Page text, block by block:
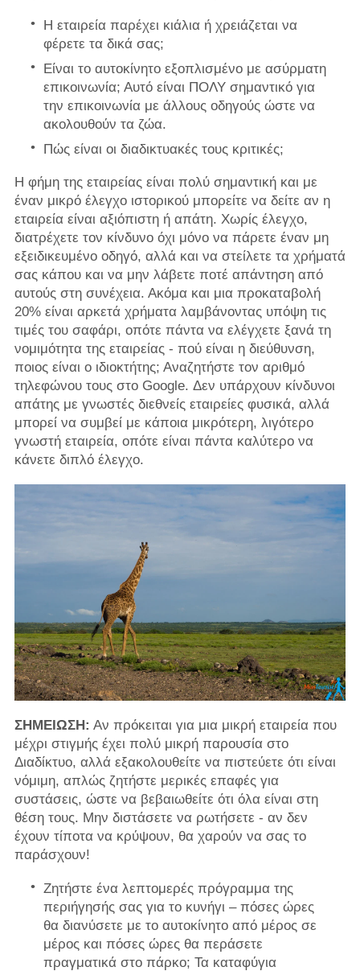
Η εταιρεία παρέχει κιάλια ή χρειάζεται να
φέρετε τα δικά σας;
Είναι το αυτοκίνητο εξοπλισμένο με ασύρματη
επικοινωνία; Αυτό είναι ΠΟΛΥ σημαντικό για
την επικοινωνία με άλλους οδηγούς ώστε να
ακολουθούν τα ζώα.
Πώς είναι οι διαδικτυακές τους κριτικές;
Η φήμη της εταιρείας είναι πολύ σημαντική και με
έναν μικρό έλεγχο ιστορικού μπορείτε να δείτε αν η
εταιρεία είναι αξιόπιστη ή απάτη. Χωρίς έλεγχο,
διατρέχετε τον κίνδυνο όχι μόνο να πάρετε έναν μη
εξειδικευμένο οδηγό, αλλά και να στείλετε τα χρήματά
σας κάπου και να μην λάβετε ποτέ απάντηση από
αυτούς στη συνέχεια. Ακόμα και μια προκαταβολή
20% είναι αρκετά χρήματα λαμβάνοντας υπόψη τις
τιμές του σαφάρι, οπότε πάντα να ελέγχετε ξανά τη
νομιμότητα της εταιρείας - πού είναι η διεύθυνση,
ποιος είναι ο ιδιοκτήτης; Αναζητήστε τον αριθμό
τηλεφώνου τους στο Google. Δεν υπάρχουν κίνδυνοι
απάτης με γνωστές διεθνείς εταιρείες φυσικά, αλλά
μπορεί να συμβεί με κάποια μικρότερη, λιγότερο
γνωστή εταιρεία, οπότε είναι πάντα καλύτερο να
κάνετε διπλό έλεγχο.
ΣΗΜΕΙΩΣΗ: Αν πρόκειται για μια μικρή εταιρεία που
μέχρι στιγμής έχει πολύ μικρή παρουσία στο
Διαδίκτυο, αλλά εξακολουθείτε να πιστεύετε ότι είναι
νόμιμη, απλώς ζητήστε μερικές επαφές για
συστάσεις, ώστε να βεβαιωθείτε ότι όλα είναι στη
θέση τους. Μην διστάσετε να ρωτήσετε - αν δεν
έχουν τίποτα να κρύψουν, θα χαρούν να σας το
παράσχουν!
Ζητήστε ένα λεπτομερές πρόγραμμα της
περιήγησής σας για το κυνήγι – πόσες ώρες
θα διανύσετε με το αυτοκίνητο από μέρος σε
μέρος και πόσες ώρες θα περάσετε
πραγματικά στο πάρκο; Τα καταφύγια